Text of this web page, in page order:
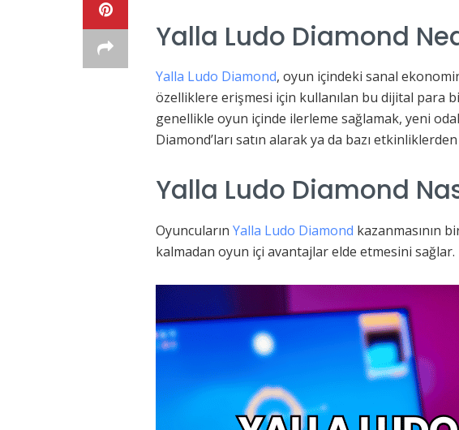
Yalla Ludo Diamond
Yalla Ludo Diamond, oyun içindeki sanal
özelliklere erişmesi için kullanılan bu dijital para
genellikle oyun içinde ilerleme sağlamak, yeni
Diamond’ları satın alarak ya da bazı
Yalla Ludo Diamond
Oyuncuların Yalla Ludo Diamond kazanmasının
kalmadan oyun içi avantajlar elde etmesini sağlar.